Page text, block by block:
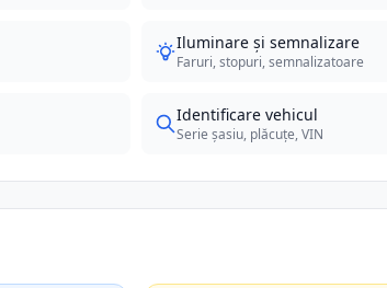
Iluminare și semnalizare
Faruri, stopuri, semnalizatoare
Identificare vehicul
Serie șasiu, plăcuțe, VIN